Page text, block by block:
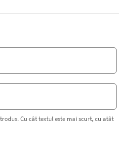
Cu cât textul este mai scurt, cu atât